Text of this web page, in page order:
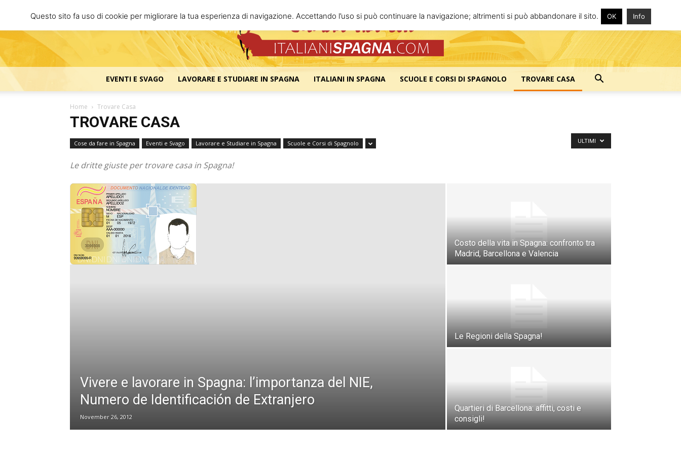
Italiani
EVENTI E SVAGO LAVORARE E STUDIARE IN SPAGNA ITALIANI IN SPAGNA SCUOLE E CORSI DI SPAGNOLO TROVARE CASA
Home Trovare Casa
TROVARE CASA
Cose da fare in Spagna Eventi e Svago Lavorare e Studiare in Spagna Scuole e Corsi di Spagnolo
Le dritte giuste per trovare casa in Spagna!
ULTIMI
Vivere e lavorare in Spagna: l’importanza del NIE,
Numero de Identificación de Extranjero
November 26, 2012
Costo della vita in Spagna: confronto tra
Madrid, Barcellona e Valencia
Le Regioni della Spagna!
Quartieri di Barcellona: affitti, costi e
consigli!
Questo sito fa uso di cookie per migliorare la tua esperienza di navigazione. Accettando l’uso si può continuare la navigazione; altrimenti si può abbandonare il sito. OK Info